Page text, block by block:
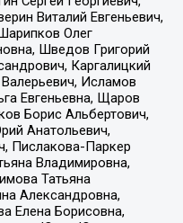
Виталий Евгеньевич,
Олег
Шведов Григорий
Каргалицкий
Исламов
Евгеньевна, Щаров
Борис Альбертович,
Анатольевич,
Пислакова-Паркер
Владимировна,
Татьяна
Александровна,
Елена Борисовна,